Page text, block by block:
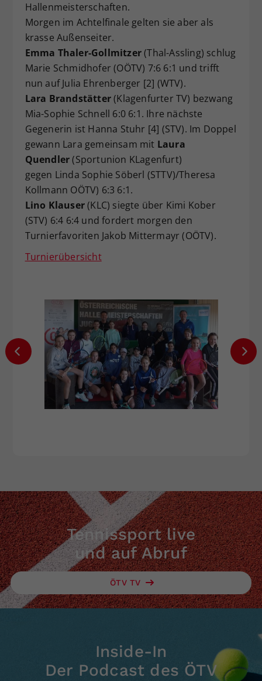
Hallenmeisterschaften.
Morgen im Achtelfinale gelten sie aber als
krasse Außenseiter.
Emma Thaler-Gollmitzer(Thal-Assling) schlug
Marie Schmidhofer (OÖTV) 7:6 6:1 und trifft
nun auf Julia Ehrenberger [2] (WTV).
Lara Brandstätter(Klagenfurter TV) bezwang
Mia-Sophie Schnell 6:0 6:1. Ihre nächste
Gegenerin ist Hanna Stuhr [4] (STV). Im Doppel
gewann Lara gemeinsam mit Laura
Quendler(Sportunion KLagenfurt)
gegen Linda Sophie Söberl (STTV)/Theresa
Kollmann OÖTV) 6:3 6:1.
Lino Klauser(KLC) siegte über Kimi Kober
(STV) 6:4 6:4 und fordert morgen den
Turnierfavoriten Jakob Mittermayr (OÖTV).
Turnierübersicht
Tennissport live
und auf Abruf
ÖTV TV
Inside-In
Der Podcast des ÖTV
Zweck
Dieser Wert speichert Ihre Consent-
Einstellungen. Unter anderem eine
zufällig generierte ID, für die
historische Speicherung Ihrer
vorgenommen Einstellungen, falls der
Webseiten-Betreiber dies eingestellt